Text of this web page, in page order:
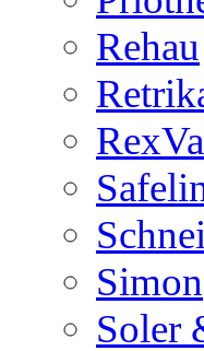
Rehau
RexVa
Simon
Soler